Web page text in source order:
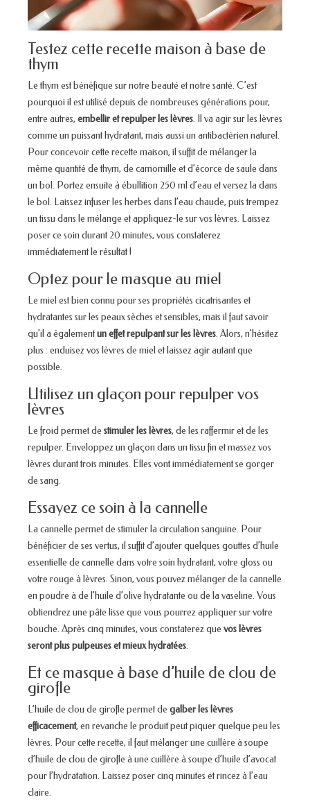
Testez cette recette maison à base de
thym
Le thym est bénéfique sur notre beauté et notre santé. C’est
pourquoi il est utilisé depuis de nombreuses générations pour,
entre autres, embellir et repulper les lèvres. Il va agir sur les lèvres
comme un puissant hydratant, mais aussi un antibactérien naturel.
Pour concevoir cette recette maison, il suffit de mélanger la
même quantité de thym, de camomille et d’écorce de saule dans
un bol. Portez ensuite à ébullition 250 ml d’eau et versez la dans
le bol. Laissez infuser les herbes dans l’eau chaude, puis trempez
un tissu dans le mélange et appliquez-le sur vos lèvres. Laissez
poser ce soin durant 20 minutes, vous constaterez
immédiatement le résultat !
Optez pour le masque au miel
Le miel est bien connu pour ses propriétés cicatrisantes et
hydratantes sur les peaux sèches et sensibles, mais il faut savoir
qu’il a égalementun effet repulpant sur les lèvres. Alors, n’hésitez
plus : enduisez vos lèvres de miel et laissez agir autant que
possible.
Utilisez un glaçon pour repulper vos
lèvres
Le froid permet de stimuler les lèvres, de les raffermir et de les
repulper. Enveloppez un glaçon dans un tissu fin et massez vos
lèvres durant trois minutes. Elles vont immédiatement se gorger
de sang.
Essayez ce soin à la cannelle
La cannelle permet de stimuler la circulation sanguine. Pour
bénéficier de ses vertus, il suffit d’ajouter quelques gouttes d’huile
essentielle de cannelle dans votre soin hydratant, votre gloss ou
votre rouge à lèvres. Sinon, vous pouvez mélanger de la cannelle
en poudre à de l’huile d’olive hydratante ou de la vaseline. Vous
obtiendrez une pâte lisse que vous pourrez appliquer sur votre
bouche. Après cinq minutes, vous constaterez que vos lèvres
seront plus pulpeuses et mieux hydratées.
Et ce masque à base d’huile de clou de
girofle
L’huile de clou de girofle permet de galber les lèvres
efficacement, en revanche le produit peut piquer quelque peu les
lèvres. Pour cette recette, il faut mélanger une cuillère à soupe
d’huile de clou de girofle à une cuillère à soupe d’huile d’avocat
pour l’hydratation. Laissez poser cinq minutes et rincez à l’eau
claire.